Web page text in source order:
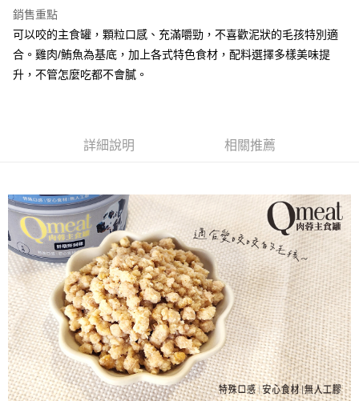
銷售重點
可以咬的主食罐，顆粒口感、充滿嚼勁，不喜歡泥狀的毛孩特別適
合。雞肉/鮪魚為基底，加上各式特色食材，配料選擇多樣美味提
升，不管怎麼吃都不會膩。
詳細說明 相關推薦